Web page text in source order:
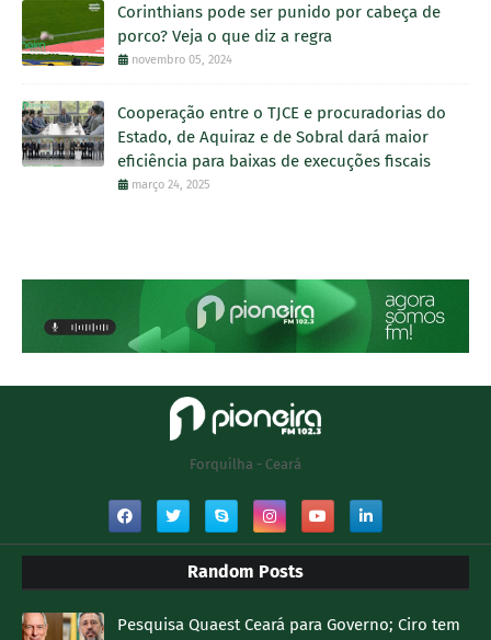
Corinthians pode ser punido por cabeça de
porco? Veja o que diz a regra
novembro 05, 2024
Cooperação entre o TJCE e procuradorias do
Estado, de Aquiraz e de Sobral dará maior
eficiência para baixas de execuções fiscais
março 24, 2025
Forquilha - Ceará
Random Posts
Pesquisa Quaest Ceará para Governo; Ciro tem